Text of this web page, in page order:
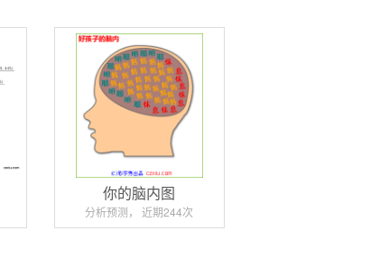
你的脑内图
分析预测， 近期244次